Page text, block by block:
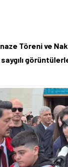
Töreni ve
saygılı